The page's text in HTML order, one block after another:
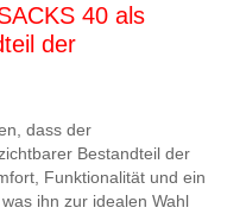
40 als
der
dass der
Bestandteil der
Funktionalität und ein
ihn zur idealen Wahl